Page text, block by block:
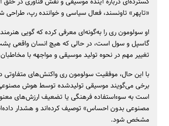
«تاپهر» تاونسند، فعال سیاسی و خواننده رپ،
او سولومون ری را به‌گونه‌ای معرفی کرده که گویی
گاسپل و سول است، در حالی که هیچ انسان واقعی پشت
تغییر مهم در نحوه تولید موسیقی و مواجهه با
با این حال، موفقیت سولومون ری واکنش‌های متفاوتی
برخی می‌گویند موسیقی تولیدشده توسط هوش مصنوعی
است به سوءاستفاده فرهنگی یا تضعیف ارزش‌های
مصنوعی بدون احساس» توصیف کرده‌اند و هشدار
مشخص شود.